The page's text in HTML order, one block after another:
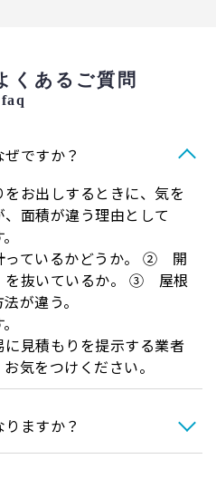
くあるご質問
faq
ですか？
お出しするときに、気を
面積が違う理由として
ているかどうか。 ② 開
を抜いているか。 ③ 屋根
が違う。
見積もりを提示する業者
気をつけください。
ますか？